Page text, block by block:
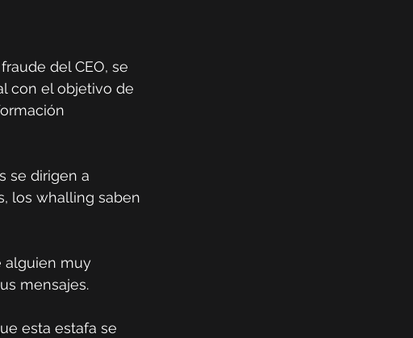
del CEO, se
con el objetivo de
se dirigen a
los whalling saben
alguien muy
mensajes.
esta estafa se